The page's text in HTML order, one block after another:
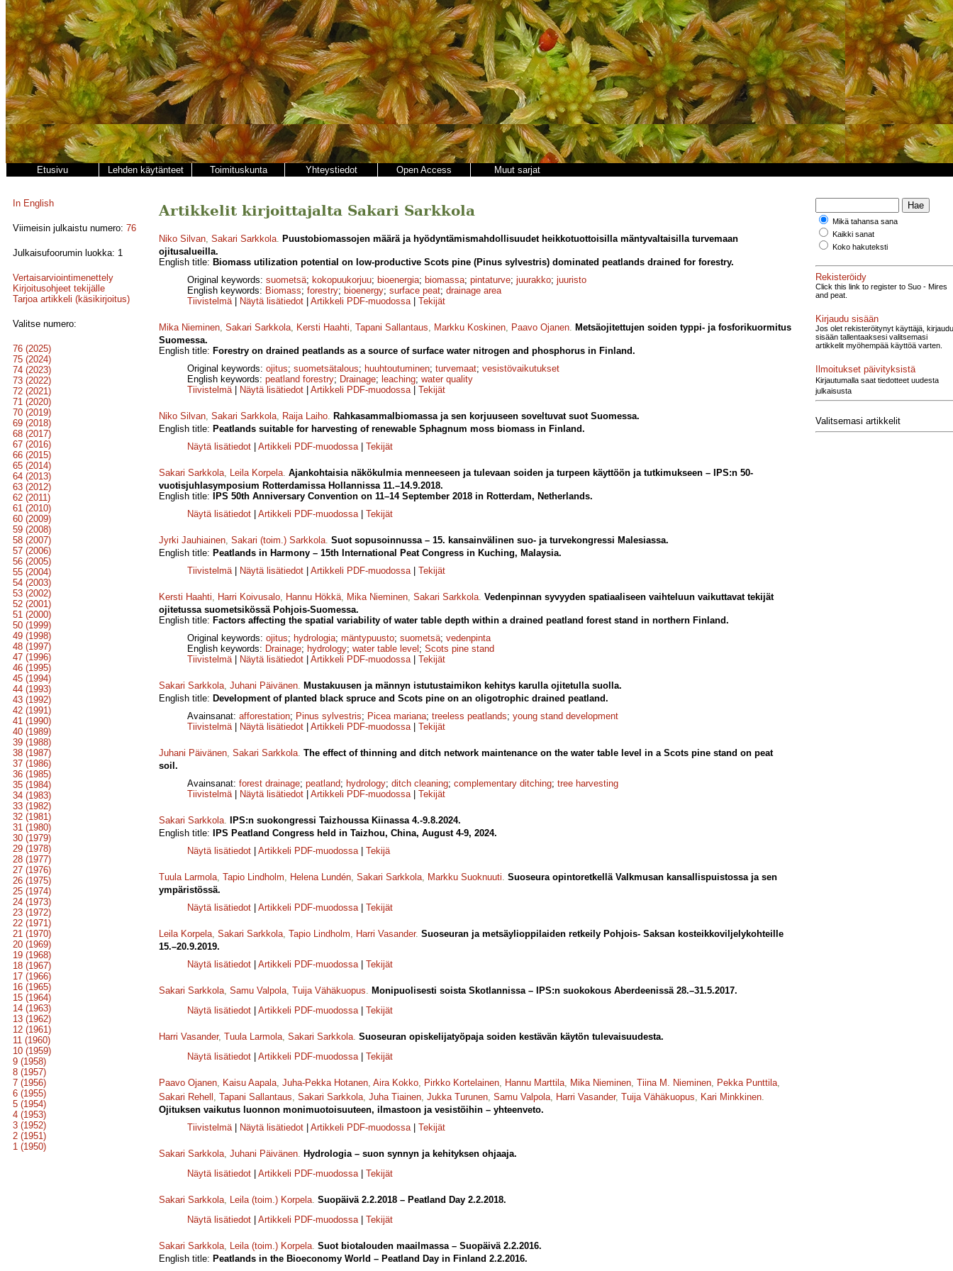
Etusivu Lehden käytänteet Toimituskunta Yhteystiedot Open Access Muut sarjat
In English
Viimeisin julkaistu numero: 76
Julkaisufoorumin luokka: 1
Vertaisarviointimenettely
Kirjoitusohjeet tekijälle
Tarjoa artikkeli (käsikirjoitus)
Valitse numero:
76 (2025)
75 (2024)
74 (2023)
73 (2022)
72 (2021)
71 (2020)
70 (2019)
69 (2018)
68 (2017)
67 (2016)
66 (2015)
65 (2014)
64 (2013)
63 (2012)
62 (2011)
61 (2010)
60 (2009)
59 (2008)
58 (2007)
57 (2006)
56 (2005)
55 (2004)
54 (2003)
53 (2002)
52 (2001)
51 (2000)
50 (1999)
49 (1998)
48 (1997)
47 (1996)
46 (1995)
45 (1994)
44 (1993)
43 (1992)
42 (1991)
41 (1990)
40 (1989)
39 (1988)
38 (1987)
37 (1986)
36 (1985)
35 (1984)
34 (1983)
33 (1982)
32 (1981)
31 (1980)
30 (1979)
29 (1978)
28 (1977)
27 (1976)
26 (1975)
25 (1974)
24 (1973)
23 (1972)
22 (1971)
21 (1970)
20 (1969)
19 (1968)
18 (1967)
17 (1966)
16 (1965)
15 (1964)
14 (1963)
13 (1962)
12 (1961)
11 (1960)
10 (1959)
9 (1958)
8 (1957)
7 (1956)
6 (1955)
5 (1954)
4 (1953)
3 (1952)
2 (1951)
1 (1950)
Artikkelit kirjoittajalta Sakari Sarkkola
Niko Silvan, Sakari Sarkkola. Puustobiomassojen määrä ja hyödyntämismahdollisuudet heikkotuottoisilla mäntyvaltaisilla turvemaan
ojitusalueilla.
English title: Biomass utilization potential on low-productive Scots pine (Pinus sylvestris) dominated peatlands drained for forestry.
Original keywords: suometsä; kokopuukorjuu; bioenergia; biomassa; pintaturve; juurakko; juuristo
English keywords: Biomass; forestry; bioenergy; surface peat; drainage area
Tiivistelmä| Näytä lisätiedot Artikkeli PDF-muodossa| Tekijät
Mika Nieminen, Sakari Sarkkola, Kersti Haahti, Tapani Sallantaus, Markku Koskinen, Paavo Ojanen. Metsäojitettujen soiden typpi- ja fosforikuormitus
Suomessa.
English title: Forestry on drained peatlands as a source of surface water nitrogen and phosphorus in Finland.
Original keywords: ojitus; suometsätalous; huuhtoutuminen; turvemaat; vesistövaikutukset
English keywords: peatland forestry; Drainage; leaching; water quality
Tiivistelmä| Näytä lisätiedot Artikkeli PDF-muodossa| Tekijät
Niko Silvan, Sakari Sarkkola, Raija Laiho. Rahkasammalbiomassa ja sen korjuuseen soveltuvat suot Suomessa.
English title: Peatlands suitable for harvesting of renewable Sphagnum moss biomass in Finland.
Näytä lisätiedot
Artikkeli PDF-muodossa| Tekijät
Sakari Sarkkola, Leila Korpela. Ajankohtaisia näkökulmia menneeseen ja tulevaan soiden ja turpeen käyttöön ja tutkimukseen – IPS:n 50-
vuotisjuhlasymposium Rotterdamissa Hollannissa 11.–14.9.2018.
English title:
IPS 50th Anniversary Convention on 11–14 September 2018 in Rotterdam, Netherlands.
Näytä lisätiedot
Artikkeli PDF-muodossa| Tekijät
Jyrki Jauhiainen, Sakari (toim.) Sarkkola. Suot sopusoinnussa – 15. kansainvälinen suo- ja turvekongressi Malesiassa.
English title: Peatlands in Harmony – 15th International Peat Congress in Kuching, Malaysia.
Tiivistelmä| Näytä lisätiedot Artikkeli PDF-muodossa| Tekijät
Kersti Haahti, Harri Koivusalo, Hannu Hökkä, Mika Nieminen, Sakari Sarkkola. Vedenpinnan syvyyden spatiaaliseen vaihteluun vaikuttavat tekijät
ojitetussa suometsikössä Pohjois-Suomessa.
English title: Factors affecting the spatial variability of water table depth within a drained peatland forest stand in northern Finland.
Original keywords: ojitus; hydrologia; mäntypuusto; suometsä; vedenpinta
English keywords: Drainage; hydrology; water table level ; Scots pine stand
Tiivistelmä| Näytä lisätiedot Artikkeli PDF-muodossa| Tekijät
Sakari Sarkkola, Juhani Päivänen. Mustakuusen ja männyn istutustaimikon kehitys karulla ojitetulla suolla.
English title: Development of planted black spruce and Scots pine on an oligotrophic drained peatland.
Avainsanat: afforestation; Pinus sylvestris; Picea mariana; treeless peatlands; young stand development
Tiivistelmä| Näytä lisätiedot Artikkeli PDF-muodossa| Tekijät
Juhani Päivänen, Sakari Sarkkola. The effect of thinning and ditch network maintenance on the water table level in a Scots pine stand on peat
soil.
Avainsanat: forest drainage; peatland; hydrology; ditch cleaning; complementary ditching; tree harvesting
Tiivistelmä| Näytä lisätiedot Artikkeli PDF-muodossa| Tekijät
Sakari Sarkkola.
IPS:n suokongressi Taizhoussa Kiinassa 4.-9.8.2024.
English title:
IPS Peatland Congress held in Taizhou, China, August 4-9, 2024.
Näytä lisätiedot
Artikkeli PDF-muodossa| Tekijä
Tuula Larmola, Tapio Lindholm, Helena Lundén, Sakari Sarkkola, Markku Suoknuuti. Suoseura opintoretkellä Valkmusan kansallispuistossa ja sen
ympäristössä.
Näytä lisätiedot
Artikkeli PDF-muodossa| Tekijät
Leila Korpela, Sakari Sarkkola, Tapio Lindholm, Harri Vasander. Suoseuran ja metsäylioppilaiden retkeily Pohjois- Saksan kosteikkoviljelykohteille
15.–20.9.2019.
Näytä lisätiedot
Artikkeli PDF-muodossa| Tekijät
Sakari Sarkkola, Samu Valpola, Tuija Vähäkuopus. Monipuolisesti soista Skotlannissa – IPS:n suokokous Aberdeenissä 28.–31.5.2017.
Näytä lisätiedot
Artikkeli PDF-muodossa| Tekijät
Harri Vasander, Tuula Larmola, Sakari Sarkkola. Suoseuran opiskelijatyöpaja soiden kestävän käytön tulevaisuudesta.
Näytä lisätiedot
Artikkeli PDF-muodossa| Tekijät
Paavo Ojanen, Kaisu Aapala, Juha-Pekka Hotanen, Aira Kokko, Pirkko Kortelainen, Hannu Marttila, Mika Nieminen, Tiina M. Nieminen, Pekka Punttila,
Sakari Rehell , Tapani Sallantaus, Sakari Sarkkola, Juha Tiainen, Jukka Turunen, Samu Valpola, Harri Vasander, Tuija Vähäkuopus, Kari Minkkinen.
Ojituksen vaikutus luonnon monimuotoisuuteen, ilmastoon ja vesistöihin – yhteenveto.
Tiivistelmä| Näytä lisätiedot Artikkeli PDF-muodossa| Tekijät
Sakari Sarkkola, Juhani Päivänen. Hydrologia – suon synnyn ja kehityksen ohjaaja.
Näytä lisätiedot
Artikkeli PDF-muodossa| Tekijät
Sakari Sarkkola, Leila (toim.) Korpela. Suopäivä 2.2.2018 – Peatland Day 2.2.2018.
Näytä lisätiedot
Artikkeli PDF-muodossa| Tekijät
Sakari Sarkkola, Leila (toim.) Korpela. Suot biotalouden maailmassa – Suopäivä 2.2.2016.
English title: Peatlands in the Bioeconomy World – Peatland Day in Finland 2.2.2016.
Mikä tahansa sana
Kaikki sanat
Koko hakuteksti
Rekisteröidy
Click this link to register to Suo - Mires
and peat.
Kirjaudu sisään
Jos olet rekisteröitynyt käyttäjä, kirjaudu
sisään tallentaaksesi valitsemasi
artikkelit myöhempää käyttöä varten.
Ilmoitukset päivityksistä
Kirjautumalla saat tiedotteet uudesta
julkaisusta
Valitsemasi artikkelit